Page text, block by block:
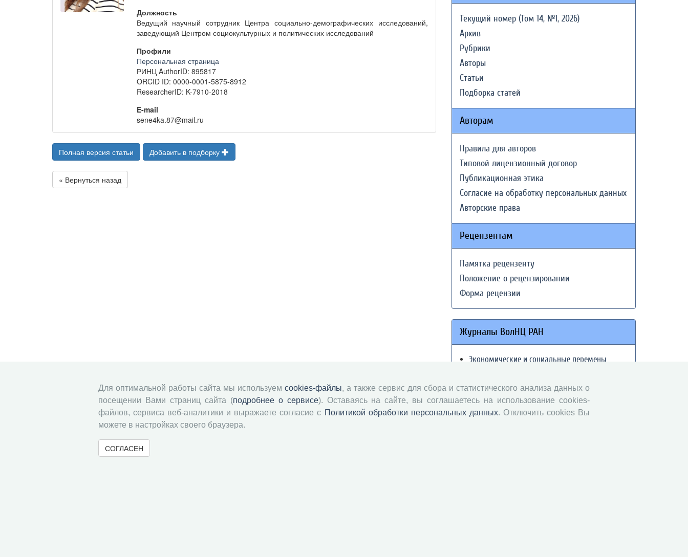
Должность
Ведущий научный сотрудник Центра социально-демографических исследований,
заведующий Центром социокультурных и политических исследований
Профили
Персональная страница
РИНЦ AuthorID: 895817
ORCID ID: 0000-0001-5875-8912
ResearcherID: K-7910-2018
E-mail
sene4ka.87@mail.ru
Полная версия статьи Добавить в подборку
« Вернуться назад
Текущий номер (Том 14, №1, 2026)
Архив
Рубрики
Авторы
Статьи
Подборка статей
Авторам
Правила для авторов
Типовой лицензионный договор
Публикационная этика
Согласие на обработку персональных данных
Авторские права
Рецензентам
Памятка рецензенту
Положение о рецензировании
Форма рецензии
Журналы ВолНЦ РАН
Экономические и социальные перемены
Вопросы территориального развития
Социальное пространство
Юный экономист
Для оптимальной работы сайта мы используем cookies-файлы, а также сервис для сбора и статистического анализа данных о
посещении Вами страниц сайта (подробнее о сервисе). Оставаясь на сайте, вы соглашаетесь на использование cookies-
файлов, сервиса веб-аналитики и выражаете согласие с Политикой обработки персональных данных. Отключить cookies Вы
можете в настройках своего браузера.
СОГЛАСЕН